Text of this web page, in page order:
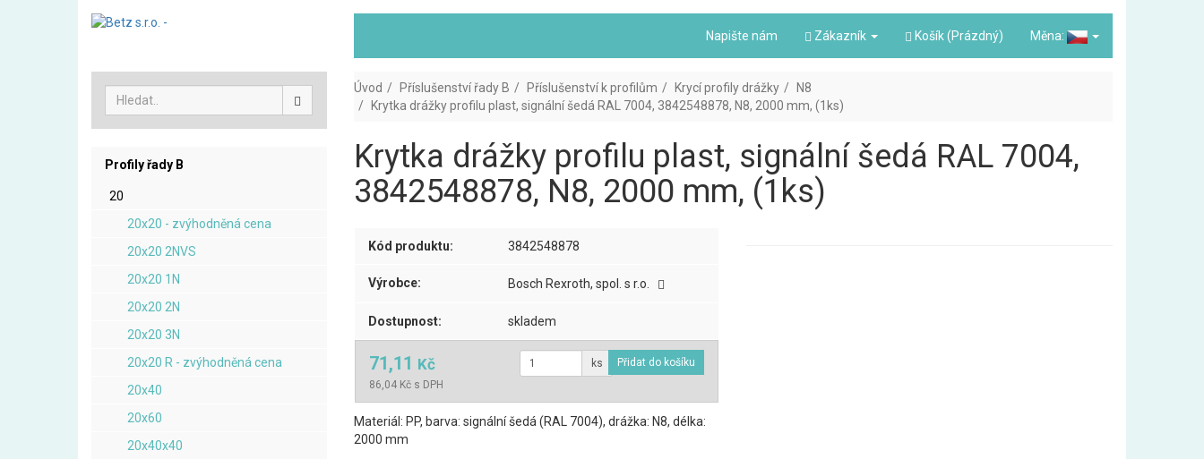
Napište nám Zákazník Košík (Prázdný) Měna:
Profily řady B
20
20x20 - zvýhodněná cena
20x20 2NVS
20x20 1N
20x20 2N
20x20 3N
20x20 R - zvýhodněná cena
20x40
20x60
20x40x40
Úvod Příslušenství řady B Příslušenství k profilům Krycí profily drážky
N8
Krytka drážky profilu plast, signální šedá RAL 7004, 3842548878, N8, 2000 mm, (1ks)
Krytka drážky profilu plast, signální šedá RAL 7004,
3842548878, N8, 2000 mm, (1ks)
Kód produktu: 3842548878
Výrobce: Bosch Rexroth, spol. s r.o.
Dostupnost: skladem
71,11 Kč
86,04 Kč s DPH
ks
Materiál: PP, barva: signální šedá (RAL 7004), drážka: N8, délka:
2000 mm